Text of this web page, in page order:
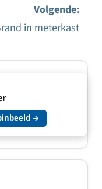
Volgende:
in meterkast
→